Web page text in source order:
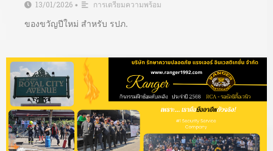
13/01/2026 • การเตรียมความพร้อม
ของขวัญปีใหม่ สำหรับ รปภ.